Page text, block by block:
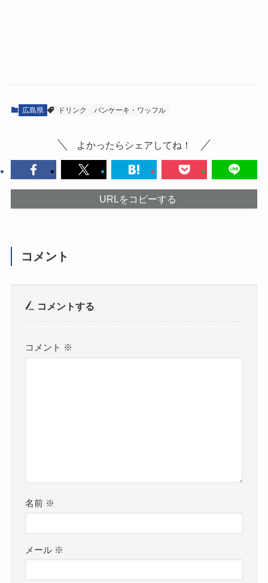
広島県 ドリンク パンケーキ・ワッフル
よかったらシェアしてね！
URLをコピーする
コメント
コメントする
コメント ※
名前 ※
メール ※